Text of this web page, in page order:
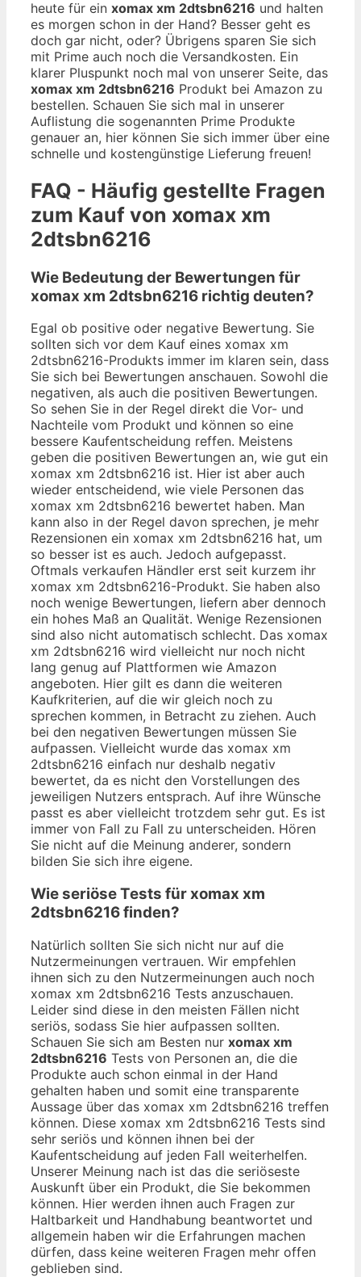
heute für ein xomax xm 2dtsbn6216 und halten
es morgen schon in der Hand? Besser geht es
doch gar nicht, oder? Übrigens sparen Sie sich
mit Prime auch noch die Versandkosten. Ein
klarer Pluspunkt noch mal von unserer Seite, das
xomax xm 2dtsbn6216 Produkt bei Amazon zu
bestellen. Schauen Sie sich mal in unserer
Auflistung die sogenannten Prime Produkte
genauer an, hier können Sie sich immer über eine
schnelle und kostengünstige Lieferung freuen!
FAQ - Häufig gestellte Fragen
zum Kauf von xomax xm
2dtsbn6216
Wie Bedeutung der Bewertungen für
xomax xm 2dtsbn6216 richtig deuten?
Egal ob positive oder negative Bewertung. Sie
sollten sich vor dem Kauf eines xomax xm
2dtsbn6216-Produkts immer im klaren sein, dass
Sie sich bei Bewertungen anschauen. Sowohl die
negativen, als auch die positiven Bewertungen.
So sehen Sie in der Regel direkt die Vor- und
Nachteile vom Produkt und können so eine
bessere Kaufentscheidung reffen. Meistens
geben die positiven Bewertungen an, wie gut ein
xomax xm 2dtsbn6216 ist. Hier ist aber auch
wieder entscheidend, wie viele Personen das
xomax xm 2dtsbn6216 bewertet haben. Man
kann also in der Regel davon sprechen, je mehr
Rezensionen ein xomax xm 2dtsbn6216 hat, um
so besser ist es auch. Jedoch aufgepasst.
Oftmals verkaufen Händler erst seit kurzem ihr
xomax xm 2dtsbn6216-Produkt. Sie haben also
noch wenige Bewertungen, liefern aber dennoch
ein hohes Maß an Qualität. Wenige Rezensionen
sind also nicht automatisch schlecht. Das xomax
xm 2dtsbn6216 wird vielleicht nur noch nicht
lang genug auf Plattformen wie Amazon
angeboten. Hier gilt es dann die weiteren
Kaufkriterien, auf die wir gleich noch zu
sprechen kommen, in Betracht zu ziehen. Auch
bei den negativen Bewertungen müssen Sie
aufpassen. Vielleicht wurde das xomax xm
2dtsbn6216 einfach nur deshalb negativ
bewertet, da es nicht den Vorstellungen des
jeweiligen Nutzers entsprach. Auf ihre Wünsche
passt es aber vielleicht trotzdem sehr gut. Es ist
immer von Fall zu Fall zu unterscheiden. Hören
Sie nicht auf die Meinung anderer, sondern
bilden Sie sich ihre eigene.
Wie seriöse Tests für xomax xm
2dtsbn6216 finden?
Natürlich sollten Sie sich nicht nur auf die
Nutzermeinungen vertrauen. Wir empfehlen
ihnen sich zu den Nutzermeinungen auch noch
xomax xm 2dtsbn6216 Tests anzuschauen.
Leider sind diese in den meisten Fällen nicht
seriös, sodass Sie hier aufpassen sollten.
Schauen Sie sich am Besten nur xomax xm
2dtsbn6216 Tests von Personen an, die die
Produkte auch schon einmal in der Hand
gehalten haben und somit eine transparente
Aussage über das xomax xm 2dtsbn6216 treffen
können. Diese xomax xm 2dtsbn6216 Tests sind
sehr seriös und können ihnen bei der
Kaufentscheidung auf jeden Fall weiterhelfen.
Unserer Meinung nach ist das die seriöseste
Auskunft über ein Produkt, die Sie bekommen
können. Hier werden ihnen auch Fragen zur
Haltbarkeit und Handhabung beantwortet und
allgemein haben wir die Erfahrungen machen
dürfen, dass keine weiteren Fragen mehr offen
geblieben sind.